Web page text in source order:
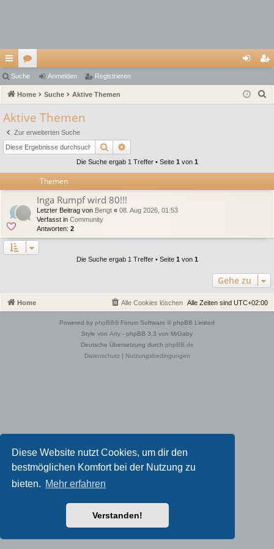
Diese Website nutzt Cookies, um dir den
bestmöglichen Komfort bei der Nutzung zu
bieten. Mehr erfahren
Verstanden!
ch
ne
llz
ug
riff
or
en m ist
Suche Anmelden Registrieren
Home Suche Aktive Themen
Aktive Themen
Zur erweiterten Suche
Suche
Die Suche ergab 1 Treffer • Seite 1 von 1
Themen
Inga Rumpf wird 80!!!
Letzter Beitrag von Bengt « 08. Aug 2026, 01:53
Verfasst in Community
Antworten: 2
Die Suche ergab 1 Treffer • Seite 1 von 1
Gehe zu
Home Alle Zeiten sind UTC+02:00
Alle Cookies löschen
Powered by phpBB® Forum Software © phpBB Limited
Style von Arty - phpBB 3.3 von MrGaby
Deutsche Übersetzung durch phpBB.de
Datenschutz| Nutzungsbedingungen